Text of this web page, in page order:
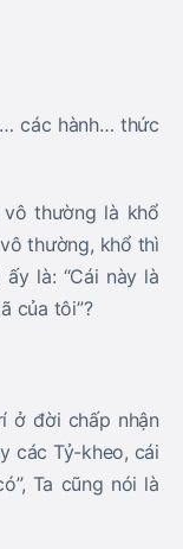
các hành… thức
thường là khổ
thường, khổ thì
là: “Cái này là
của tôi”?
ở đời chấp nhận
các Tỷ-kheo, cái
Ta cũng nói là